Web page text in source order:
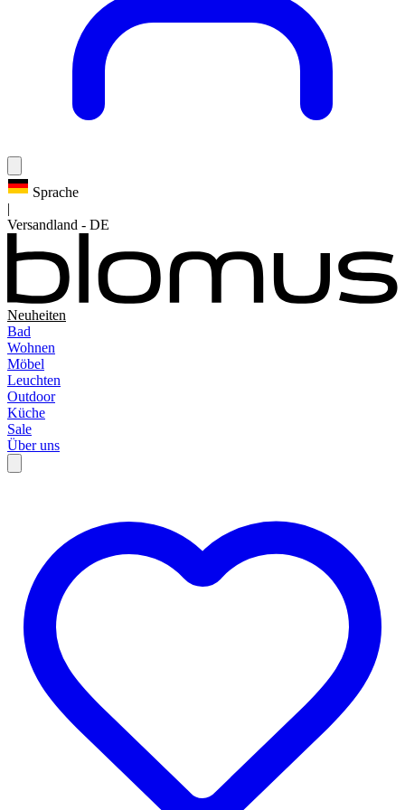
Sprache
|
Versandland - DE
Neuheiten
Bad
Wohnen
Möbel
Leuchten
Outdoor
Küche
Sale
Über uns